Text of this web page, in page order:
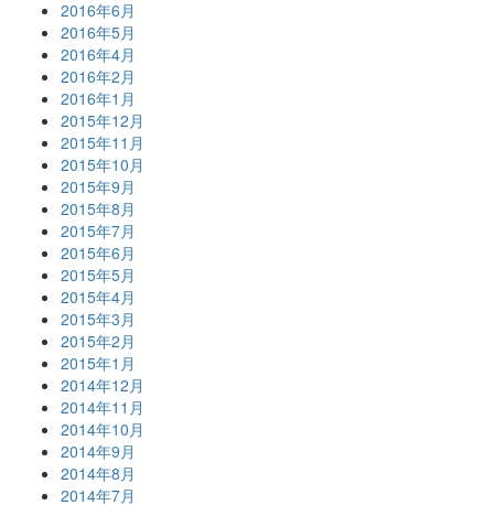
2016年6月
2016年5月
2016年4月
2016年2月
2016年1月
2015年12月
2015年11月
2015年10月
2015年9月
2015年8月
2015年7月
2015年6月
2015年5月
2015年4月
2015年3月
2015年2月
2015年1月
2014年12月
2014年11月
2014年10月
2014年9月
2014年8月
2014年7月